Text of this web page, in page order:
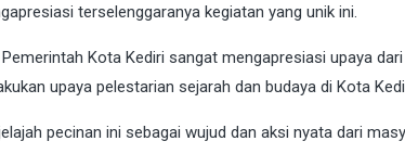
terselenggaranya kegiatan yang unik ini.
Pemerintah Kota Kediri sangat mengapresiasi upaya
upaya pelestarian sejarah dan budaya di Kota
pecinan ini sebagai wujud dan aksi nyata dari